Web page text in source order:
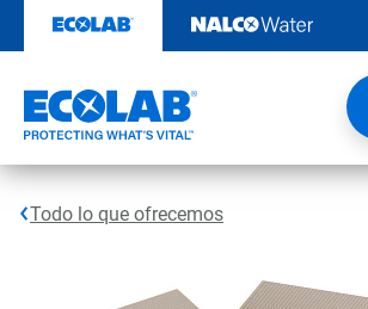
contenido
Todo lo que ofrecemos